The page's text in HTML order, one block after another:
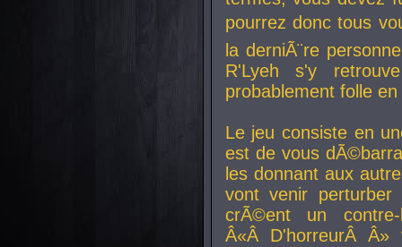
pourrez donc tous
la derniÃ¨re
R'Lyeh s'y
probablement folle
Le jeu consiste en
est de vous
les donnant aux
vont venir perturber
crÃ©ent un
Â«Â D'horreurÂ